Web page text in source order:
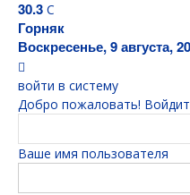
30.3 C
Горняк
Воскресенье, 9 августа,
войти в систему
Добро пожаловать!
Ваше имя пользователя